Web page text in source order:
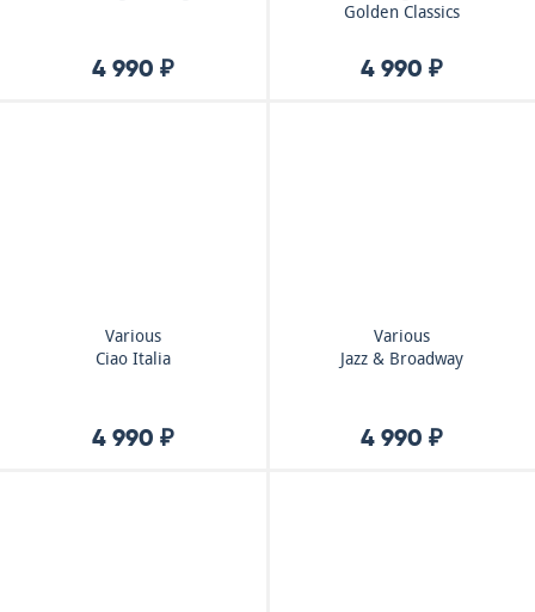
4 990 ₽
Golden Classics
4 990 ₽
Various
Ciao Italia
4 990 ₽
Various
Jazz & Broadway
4 990 ₽